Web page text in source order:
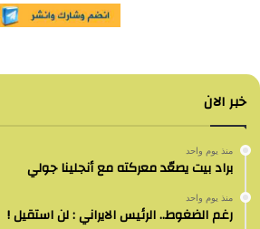
خبر الان
منذ يوم واحد
براد بيت يصعّد معركته مع أنجلينا جولي
منذ يوم واحد
رغم الضغوط.. الرئيس الايراني : لن استقيل !